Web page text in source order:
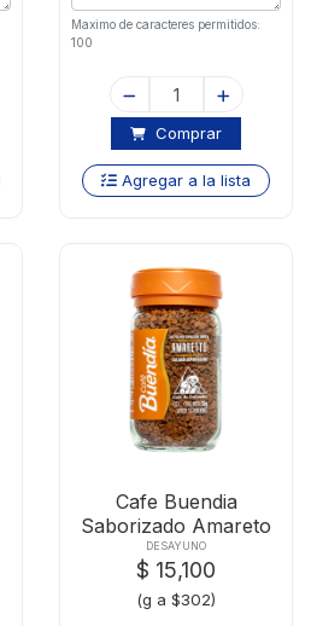
Maximo de caracteres permitidos:
100
Comprar
Agregar a la lista
Cafe Buendia
Saborizado Amareto
X50g
DESAYUNO
$ 15,100
(g a $302)